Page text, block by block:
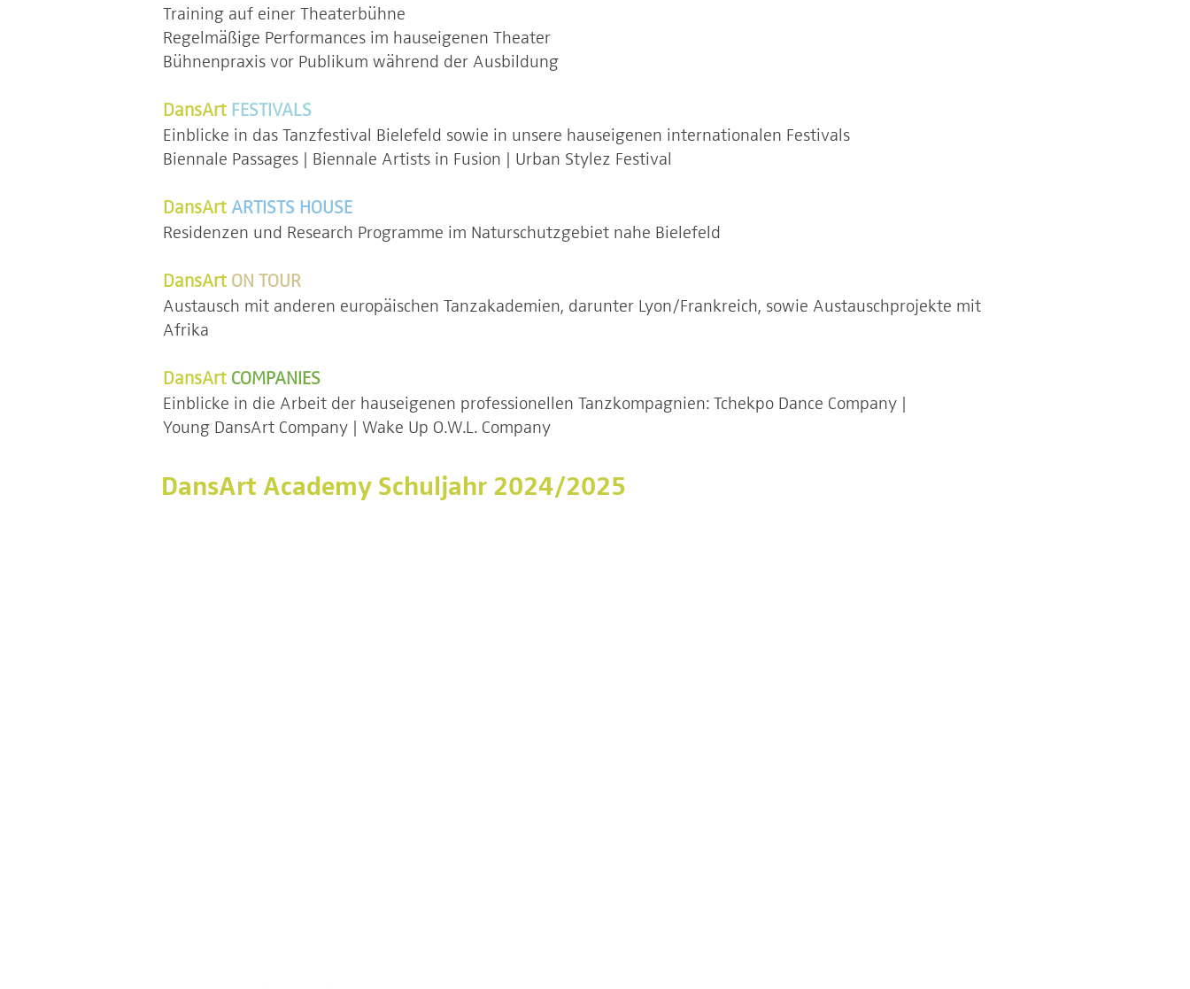
Training auf einer Theaterbühne
Regelmäßige Performances im hauseigenen Theater
Bühnenpraxis vor Publikum während der Ausbildung
DansArt FESTIVALS
Einblicke in das Tanzfestival Bielefeld sowie in unsere hauseigenen internationalen Festivals
Biennale Passages | Biennale Artists in Fusion | Urban Stylez Festival
DansArt ARTISTS HOUSE
Residenzen und Research Programme im Naturschutzgebiet nahe Bielefeld
DansArt ON TOUR
Austausch mit anderen europäischen Tanzakademien, darunter Lyon/Frankreich, sowie Austauschprojekte mit
Afrika
DansArt COMPANIES
Einblicke in die Arbeit der hauseigenen professionellen Tanzkompagnien: Tchekpo Dance Company |
Young DansArt Company | Wake Up O.W.L. Company
DansArt Academy Schuljahr 2024/2025